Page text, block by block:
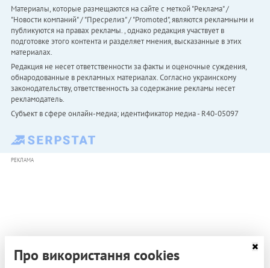
Материалы, которые размещаются на сайте с меткой "Реклама" /
"Новости компаний" / "Пресрелиз" / "Promoted", являются рекламными и
публикуются на правах рекламы. , однако редакция участвует в
подготовке этого контента и разделяет мнения, высказанные в этих
материалах.
Редакция не несет ответственности за факты и оценочные суждения,
обнародованные в рекламных материалах. Согласно украинскому
законодательству, ответственность за содержание рекламы несет
рекламодатель.
Субъект в сфере онлайн-медиа; идентификатор медиа - R40-05097
РЕКЛАМА
Про використання cookies